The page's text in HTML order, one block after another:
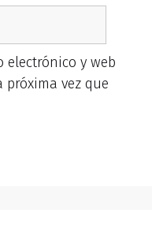
electrónico y web
próxima vez que